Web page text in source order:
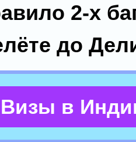
2-х
до
Визы в